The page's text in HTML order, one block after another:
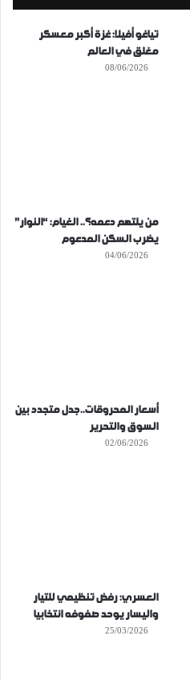
تياغو أفيلا: غزة أكبر معسكر
مغلق في العالم
08/06/2026
من يلتهم دعمه؟.. الغيام: “النوار”
يضرب السكن المدعوم
04/06/2026
أسعار المحروقات..جدل متجدد بين
السوق والتحرير
02/06/2026
العسري: رفض تنظيمي للتيار
واليسار يوحد صفوفه انتخابيا
25/03/2026